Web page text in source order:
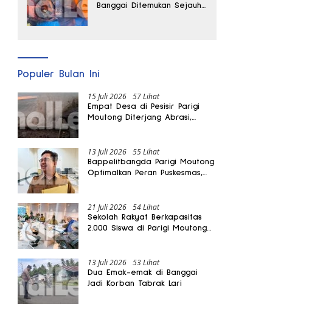
Banggai Ditemukan Sejauh
Populer Bulan Ini
15 Juli 2026 57 Lihat
Empat Desa di Pesisir Parigi
Moutong Diterjang Abrasi,
13 Juli 2026 55 Lihat
Bappelitbangda Parigi Moutong
Optimalkan Peran Puskesmas,
21 Juli 2026 54 Lihat
Sekolah Rakyat Berkapasitas
2.000 Siswa di Parigi Moutong
13 Juli 2026 53 Lihat
Dua Emak-emak di Banggai
Jadi Korban Tabrak Lari